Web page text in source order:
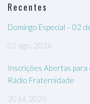
Recentes
Domingo Especial – 02
02 ago, 2026
Inscrições Abertas para
Rádio Fraternidade
20 jul, 2026